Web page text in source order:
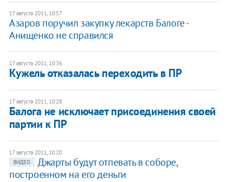
17 августа 2011, 10:57
Азаров поручил закупку лекарств Балоге -
Анищенко не справился
17 августа 2011, 10:36
Кужель отказалась переходить в ПР
17 августа 2011, 10:28
Балога не исключает присоединения своей
партии к ПР
17 августа 2011, 10:20
ВИДЕО
Джарты будут отпевать в соборе,
построенном на его деньги